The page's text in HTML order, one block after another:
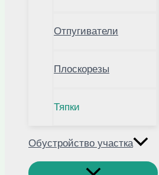
Отпугиватели
Плоскорезы
Тяпки
Обустройство участка